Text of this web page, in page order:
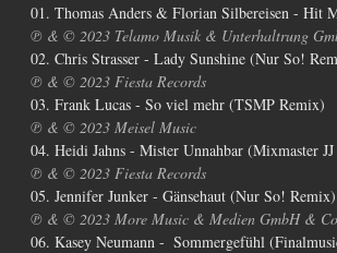
01. Thomas Anders & Florian Silbereisen - Hit
℗ & © 2023 Telamo Musik & Unterhaltrung
02. Chris Strasser - Lady Sunshine (Nur So!
℗ & © 2023 Fiesta Records
03. Frank Lucas - So viel mehr (TSMP Remix)
℗ & © 2023 Meisel Music
04. Heidi Jahns - Mister Unnahbar (Mixmaster
℗ & © 2023 Fiesta Records
05. Jennifer Junker - Gänsehaut (Nur So! Remix)
℗ & © 2023 More Music & Medien GmbH &
06. Kasey Neumann -  Sommergefühl